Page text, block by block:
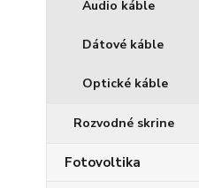
Audio káble
Dátové káble
Optické káble
Rozvodné skrine
Fotovoltika